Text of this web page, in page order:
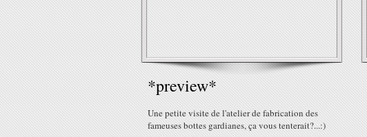
*preview*
Une petite visite de l'atelier de fabrication des
fameuses bottes gardianes, ça vous tenterait?...:)